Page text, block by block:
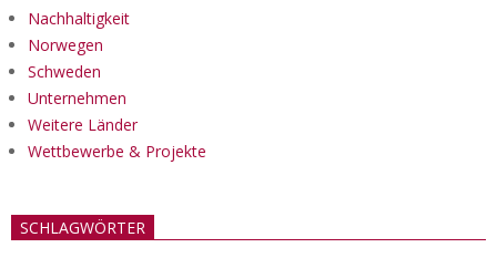
Nachhaltigkeit
Norwegen
Schweden
Unternehmen
Weitere Länder
Wettbewerbe & Projekte
SCHLAGWÖRTER